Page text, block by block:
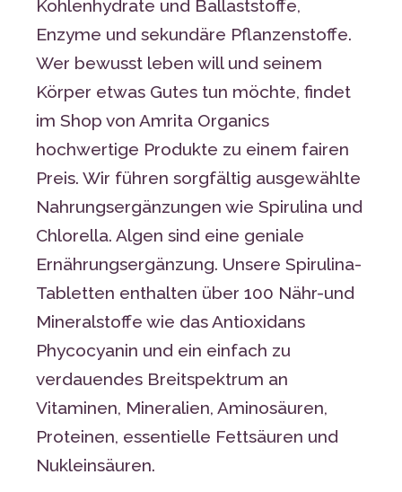
Kohlenhydrate und Ballaststoffe,
Enzyme und sekundäre Pflanzenstoffe.
Wer bewusst leben will und seinem
Körper etwas Gutes tun möchte, findet
im Shop von Amrita Organics
hochwertige Produkte zu einem fairen
Preis. Wir führen sorgfältig ausgewählte
Nahrungsergänzungen wie Spirulina und
Chlorella. Algen sind eine geniale
Ernährungsergänzung. Unsere Spirulina-
Tabletten enthalten über 100 Nähr-und
Mineralstoffe wie das Antioxidans
Phycocyanin und ein einfach zu
verdauendes Breitspektrum an
Vitaminen, Mineralien, Aminosäuren,
Proteinen, essentielle Fettsäuren und
Nukleinsäuren.